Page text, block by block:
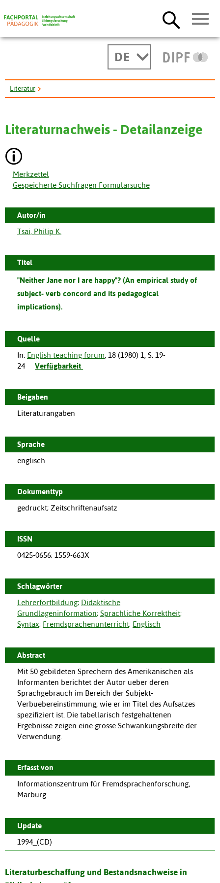
DE
Literatur
Literaturnachweis - Detailanzeige
Merkzettel
Gespeicherte Suchfragen Formularsuche
Autor/in
Tsai, Philip K.
Titel
"Neither Jane nor I are happy"? (An empirical study of
subject- verb concord and its pedagogical
implications).
Quelle
In: English teaching forum, 18 (1980) 1 , S. 19-
24
Verfügbarkeit
Beigaben
Literaturangaben
Sprache
englisch
Dokumenttyp
gedruckt; Zeitschriftenaufsatz
ISSN
0425-0656; 1559-663X
Schlagwörter
Lehrerfortbildung; Didaktische
Grundlageninformation; Sprachliche Korrektheit;
Syntax; Fremdsprachenunterricht; Englisch
Abstract
Mit 50 gebildeten Sprechern des Amerikanischen als
Informanten berichtet der Autor ueber deren
Sprachgebrauch im Bereich der Subjekt-
Verbuebereinstimmung, wie er im Titel des Aufsatzes
spezifiziert ist. Die tabellarisch festgehaltenen
Ergebnisse zeigen eine grosse Schwankungsbreite der
Verwendung.
Erfasst von
Informationszentrum für Fremdsprachenforschung,
Marburg
Update
1994_(CD)
Literaturbeschaffung und Bestandsnachweise in